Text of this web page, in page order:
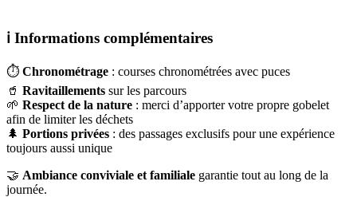
ℹ️ Informations complémentaires
⏱️ Chronométrage : courses chronométrées avec puces
🥤 Ravitaillements sur les parcours
🌱 Respect de la nature : merci d’apporter votre propre gobelet
afin de limiter les déchets
🌲 Portions privées : des passages exclusifs pour une expérience
toujours aussi unique
🤝 Ambiance conviviale et familiale garantie tout au long de la
journée.